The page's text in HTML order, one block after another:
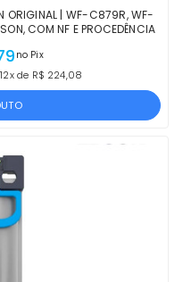
ORIGINAL | WF-C879R, WF-
COM NF E PROCEDÊNCIA
no Pix
de R$ 224,08